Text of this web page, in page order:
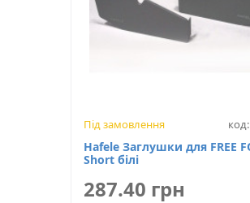
Під замовлення
Hafele Заглушки для FREE
Short білі
287.40 грн